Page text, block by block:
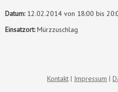
Datum: 12.02.2014 von 18:00 bis
Einsatzort:Mürzzuschlag
Kontakt Impressum